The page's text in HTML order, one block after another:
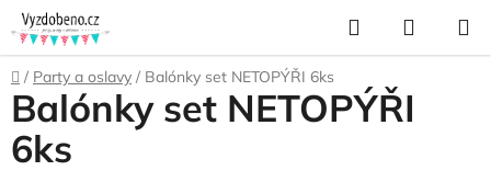
Přejít
na
obsah
Hledat
KOŠÍK
Domů
/ Party a oslavy / Balónky set NETOPÝŘI 6ks
Balónky set NETOPÝŘI
6ks